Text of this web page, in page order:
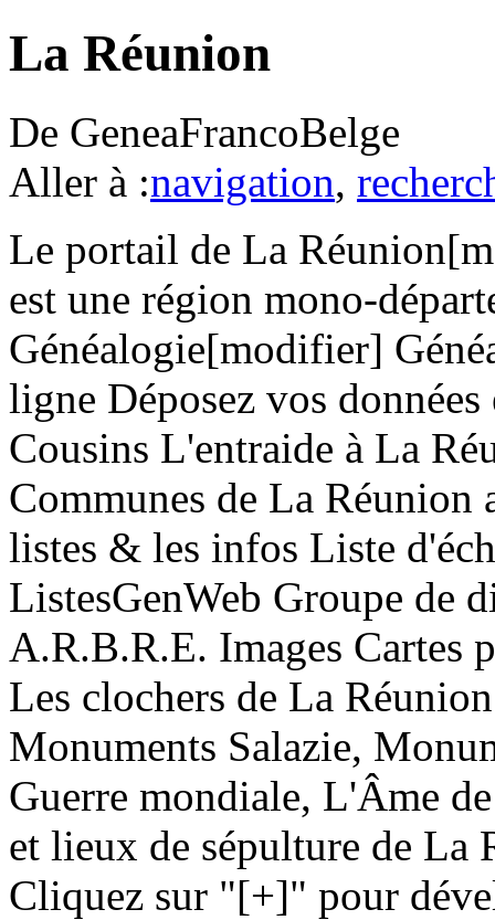
La Réunion
De GeneaFrancoBelge
Aller à :navigation,
Le portail de La
est une région mono-
Généalogie[modifier]
ligne Déposez vos
Cousins L'entraide à La
Communes de La Réunion
listes & les infos Liste
ListesGenWeb Groupe de
A.R.B.R.E. Images Cartes
Les clochers de La
Monuments Salazie,
Guerre mondiale, L'Âme
et lieux de sépulture de
Cliquez sur "[+]" pour